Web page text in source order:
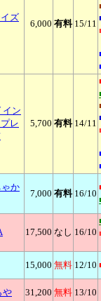
ズ
6,000 有料 15/11
イン
レ
5,700 有料 14/11
ゃか
7,000 有料 16/10
17,500 なし 16/10
15,000 無料 12/10
や 31,200 無料 13/10